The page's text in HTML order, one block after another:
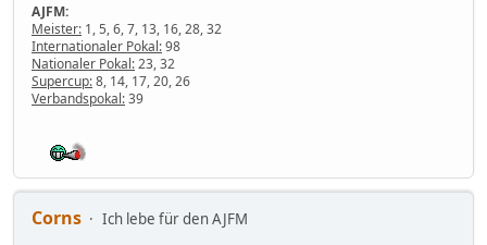
AJFM:
Meister: 1, 5, 6, 7, 13, 16, 28, 32
Internationaler Pokal:98
Nationaler Pokal:23, 32
Supercup:8, 14, 17, 20, 26
Verbandspokal:39
Corns
Ich lebe für den AJFM